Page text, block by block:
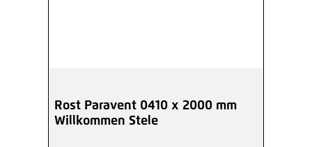
Rost Paravent 0410 x 2000 mm
Willkommen Stele